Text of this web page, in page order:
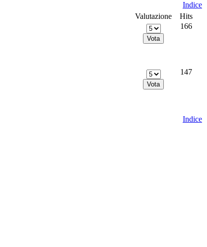
Indice
Valutazione
Hits
166
147
Indice